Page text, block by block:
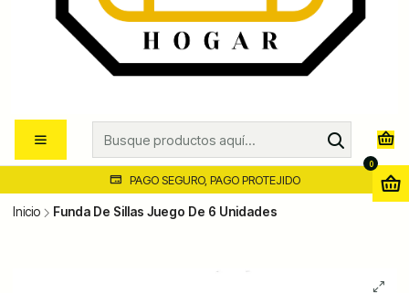
0
PAGO SEGURO, PAGO PROTEJIDO
Inicio Funda De Sillas Juego De 6 Unidades